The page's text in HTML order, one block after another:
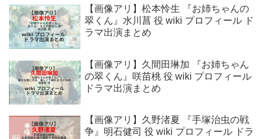
【画像アリ】松本怜生 『お姉ちゃんの
翠くん』水川菖 役 wiki プロフィール ド
ラマ出演まとめ
【画像アリ】久間田琳加 『お姉ちゃん
の翠くん』咲苗桃 役 wiki プロフィール
ドラマ出演まとめ
【画像アリ】久野渚夏 『手塚治虫の戦
争』明石健司 役 wiki プロフィール ドラ